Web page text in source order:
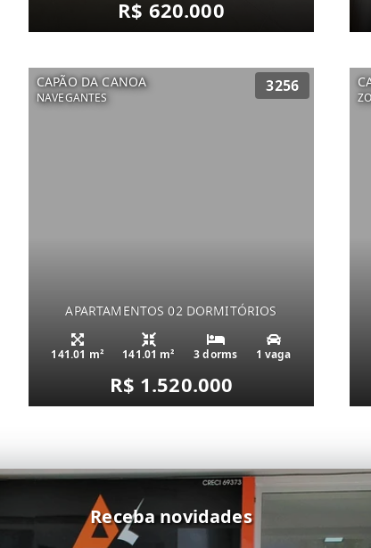
R$ 620.000
CAPÃO DA CANOA
NAVEGANTES
3256
APARTAMENTOS 02 DORMITÓRIOS
141.01 m² 141.01 m² 3 dorms 1 vaga
R$ 1.520.000
Receba novidades